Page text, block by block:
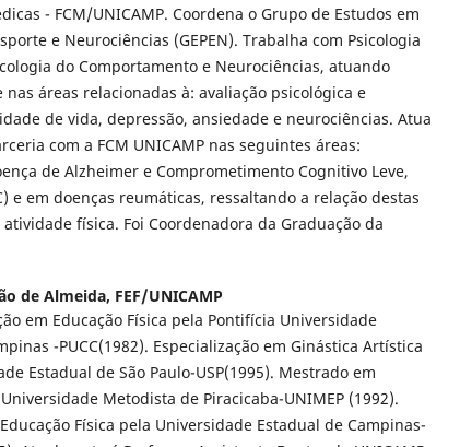
- FCM/UNICAMP. Coordena o Grupo de Estudos em
e Neurociências (GEPEN). Trabalha com Psicologia
do Comportamento e Neurociências, atuando
áreas relacionadas à: avaliação psicológica e
de vida, depressão, ansiedade e neurociências. Atua
com a FCM UNICAMP nas seguintes áreas:
de Alzheimer e Comprometimento Cognitivo Leve,
e em doenças reumáticas, ressaltando a relação destas
física. Foi Coordenadora da Graduação da
de Almeida, FEF/UNICAMP
em Educação Física pela Pontifícia Universidade
-PUCC(1982). Especialização em Ginástica Artística
Estadual de São Paulo-USP(1995). Mestrado em
Metodista de Piracicaba-UNIMEP (1992).
Física pela Universidade Estadual de Campinas-